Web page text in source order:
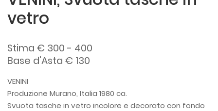
vetro
Stima € 300 - 400
Base d'Asta € 130
VENINI
Produzione Murano, Italia 1980 ca.
Svuota tasche in vetro incolore e decorato con fondo